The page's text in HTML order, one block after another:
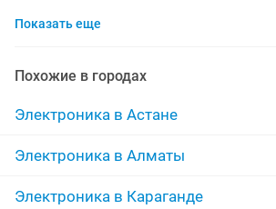
стиральная машина
колонки радиодетали
сабвуфер iphone 6
Показать еще
Похожие в городах
Электроника в Астане
Электроника в Алматы
Электроника в Караганде